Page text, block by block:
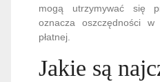
mogą utrzymywać się
oznacza oszczędności w
płatnej.
Jakie są